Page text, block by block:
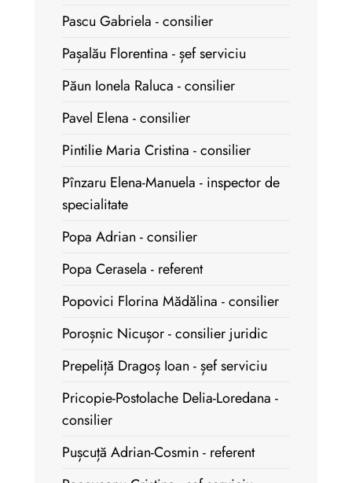
Pascu Gabriela - consilier
Pașalău Florentina - șef serviciu
Păun Ionela Raluca - consilier
Pavel Elena - consilier
Pintilie Maria Cristina - consilier
Pînzaru Elena-Manuela - inspector de
specialitate
Popa Adrian - consilier
Popa Cerasela - referent
Popovici Florina Mădălina - consilier
Poroșnic Nicușor - consilier juridic
Prepeliță Dragoș Ioan - șef serviciu
Pricopie-Postolache Delia-Loredana -
consilier
Pușcuță Adrian-Cosmin - referent